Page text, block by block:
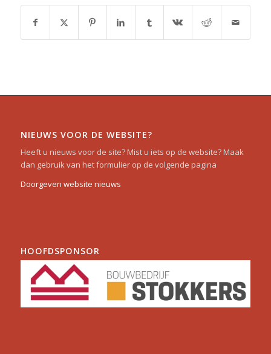
NIEUWS VOOR DE WEBSITE?
Heeft u nieuws voor de site? Mist u iets op de website? Maak
dan gebruik van het formulier op de volgende pagina
Doorgeven website nieuws
HOOFDSPONSOR